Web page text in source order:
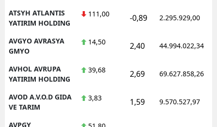
ATSYH ATLANTIS
YATIRIM HOLDING
111,00 -0,89 2.295.929,00
AVGYO AVRASYA
GMYO
14,50 2,40 44.994.022,34
AVHOL AVRUPA
YATIRIM HOLDING
39,68 2,69 69.627.858,26
AVOD A.V.O.D GIDA
VE TARIM
3,83 1,59 9.570.527,97
AVPGY